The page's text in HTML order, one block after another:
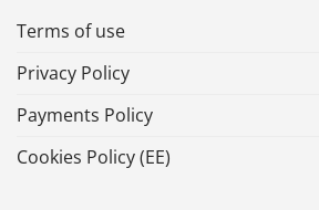
Terms of use
Privacy Policy
Payments Policy
Cookies Policy (ΕΕ)